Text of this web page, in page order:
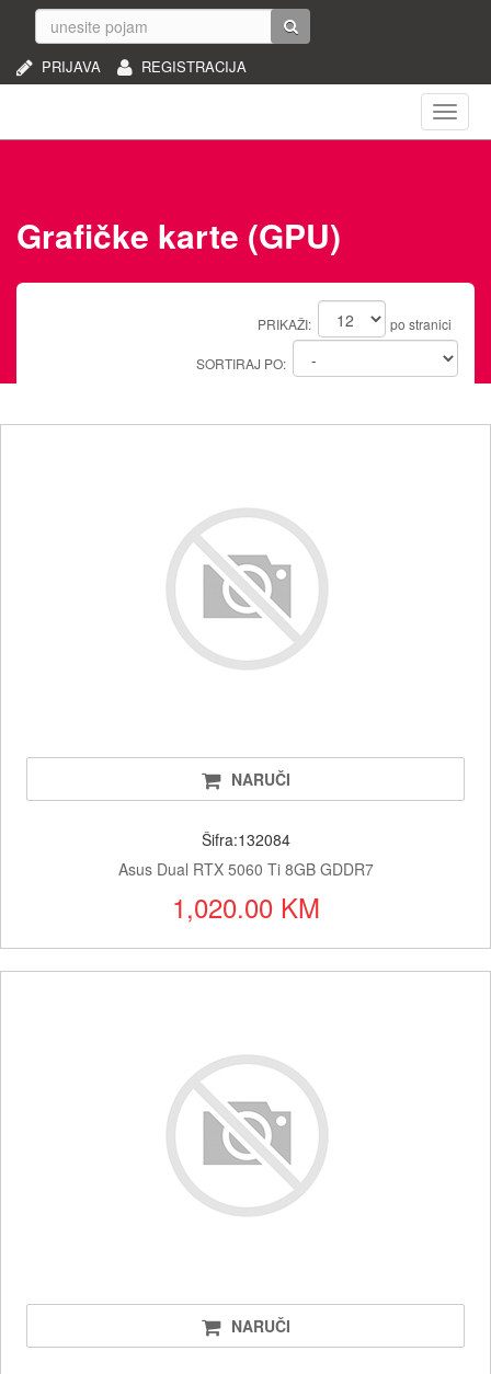
REGISTRACIJA
PRIJAVA
Grafičke karte (GPU)
PRIKAŽI: po stranici
SORTIRAJ PO:
NARUČI
Šifra:132084
Asus Dual RTX 5060 Ti 8GB GDDR7
1,020.00 KM
NARUČI